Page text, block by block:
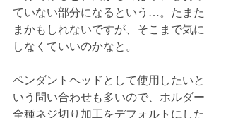
ていない部分になるという…。たまた
まかもしれないですが、そこまで気に
しなくていいのかなと。
ペンダントヘッドとして使用したいと
いう問い合わせも多いので、ホルダー
全種ネジ切り加工をデフォルトにした